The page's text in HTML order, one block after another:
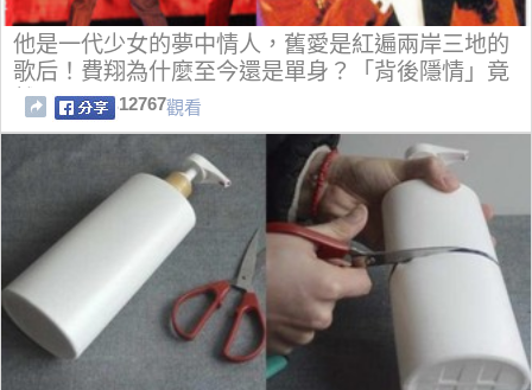
他是一代少女的夢中情人，舊愛是紅遍兩岸三地的
歌后！費翔為什麼至今還是單身？「背後隱情」竟
然是....
12767觀看